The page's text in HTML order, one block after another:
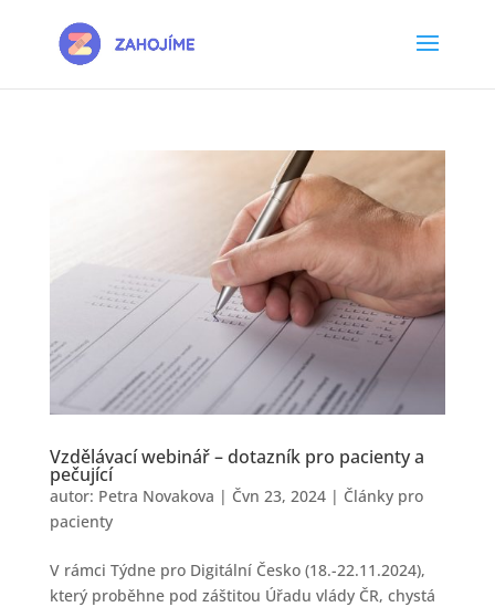
Vzdělávací webinář – dotazník pro pacienty a
pečující
autor: Petra Novakova | Čvn 23, 2024| Články pro
pacienty
V rámci Týdne pro Digitální Česko (18.-22.11.2024),
který proběhne pod záštitou Úřadu vlády ČR, chystá